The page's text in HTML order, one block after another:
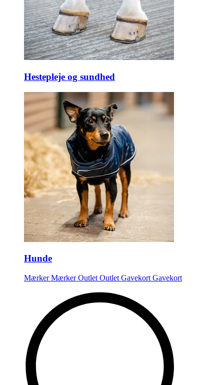
Hestepleje og sundhed
Hunde
Mærker Mærker Outlet Outlet Gavekort Gavekort